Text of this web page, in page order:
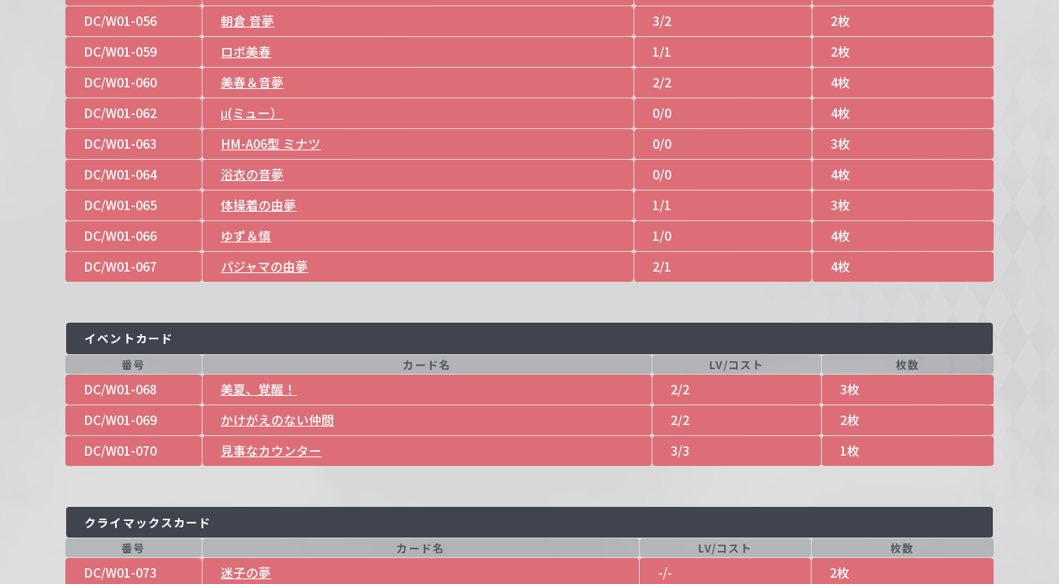
DC/W01-056
朝倉 音夢 3/2
2枚
DC/W01-059
ロボ美春 1/1
2枚
DC/W01-060
美春＆音夢 2/2
4枚
DC/W01-062
μ(ミュー） 0/0
4枚
DC/W01-063
HM-A06型 ミナツ 0/0
3枚
DC/W01-064
浴衣の音夢 0/0
4枚
DC/W01-065
体操着の由夢 1/1
3枚
DC/W01-066
ゆず＆慎 1/0
4枚
DC/W01-067
パジャマの由夢 2/1 4枚
イベントカード
番号 カード名 LV/コスト 枚数
DC/W01-068 美夏、覚醒！ 2/2
3枚
DC/W01-069
かけがえのない仲間 2/2
2枚
DC/W01-070
見事なカウンター 3/3 1枚
クライマックスカード
番号 カード名 LV/コスト 枚数
DC/W01-073 迷子の夢 -/-
2枚